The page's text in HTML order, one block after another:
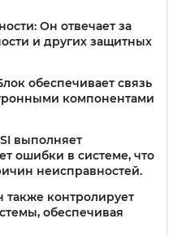
Он отвечает за
и других защитных
обеспечивает связь
компонентами
выполняет
ошибки в системе, что
неисправностей.
также контролирует
обеспечивая